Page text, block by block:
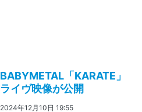
BABYMETAL「KARATE」
ライヴ映像が公開
2024年12月10日 19:55